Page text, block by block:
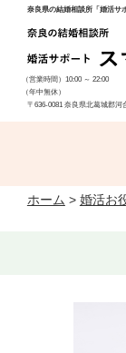
奈良県の結婚相談所「婚活サ
（営業時間）10:00 ～22:00
（年中無休）
〒636-0081 奈良県北葛城郡河
ホーム > 婚活お